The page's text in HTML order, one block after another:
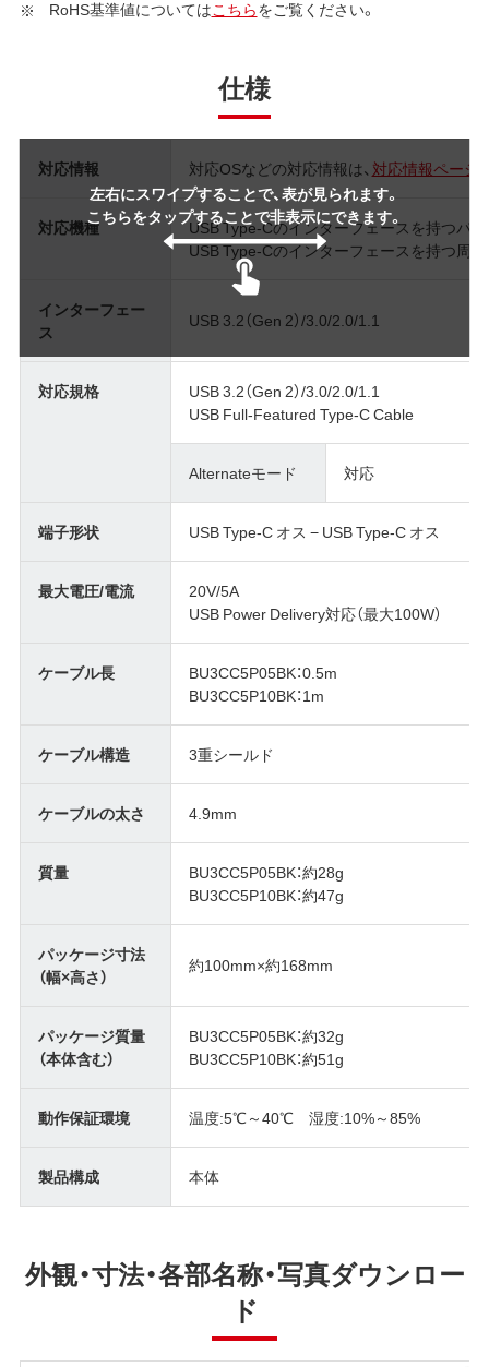
RoHS基準値についてはこちらをご覧ください。
仕様
左右にスワイプすることで、表が見られます。
こちらをタップすることで非表示にできます。
対応情報 対応OSなどの対応情報は、 対応情報ページ
対応機種
USB Type-Cのインターフェースを持つパ
USB Type-Cのインターフェースを持つ周
インターフェー
ス
USB 3.2（Gen 2）/3.0/2.0/1.1
対応規格
USB 3.2（Gen 2）/3.0/2.0/1.1
USB Full-Featured Type-C Cable
Alternateモード 対応
端子形状 USB Type-C オス − USB Type-C オス
最大電圧/電流
20V/5A
USB Power Delivery対応（最大100W）
ケーブル長
BU3CC5P05BK：0.5m
BU3CC5P10BK：1m
ケーブル構造 3重シールド
ケーブルの太さ 4.9mm
質量
BU3CC5P05BK：約28g
BU3CC5P10BK：約47g
パッケージ寸法
（幅×高さ）
約100mm×約168mm
パッケージ質量
（本体含む）
BU3CC5P05BK：約32g
BU3CC5P10BK：約51g
動作保証環境 温度:5℃～40℃ 湿度:10%～85%
製品構成 本体
外観・寸法・各部名称・写真ダウンロー
ド